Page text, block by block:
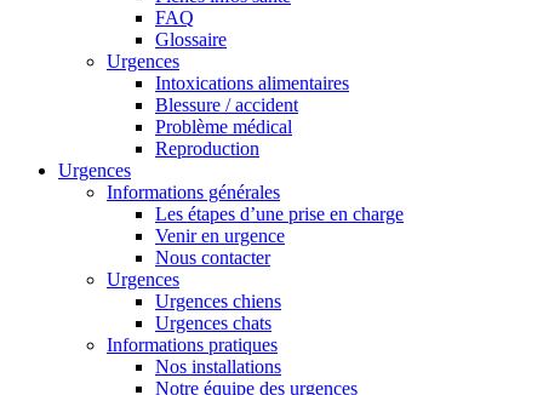
FAQ
Glossaire
Urgences
Intoxications alimentaires
Blessure / accident
Problème médical
Reproduction
Urgences
Informations générales
Les étapes d’une prise en charge
Venir en urgence
Nous contacter
Urgences
Urgences chiens
Urgences chats
Informations pratiques
Nos installations
Notre équipe des urgences